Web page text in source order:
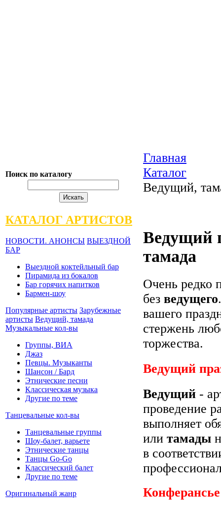
Поиск по каталогу
КАТАЛОГ АРТИСТОВ
НОВОСТИ. АНОНСЫ ВЫЕЗДНОЙ
БАР
Выездной коктейльный бар
Пирамида из бокалов
Бар горячих напитков
Бармен-шоу
Популярные артисты Зарубежные
артисты Ведущий, тамада
Музыкальные кол-вы
Группы, ВИА
Джаз
Певцы. Музыканты
Шансон / Бард
Этнические песни
Классическая музыка
Другие по теме
Танцевальные кол-вы
Танцевальные группы
Шоу-балет, варьете
Этнические танцы
Танцы Go-Go
Классический балет
Другие по теме
Оригинальный жанр
Главная
Каталог
Ведущий,
Ведущий
тамада
Очень редко
без ведущего
вашего
стержень
торжества.
Ведущий
Ведущий -
проведение
выполняет
или тамады
в